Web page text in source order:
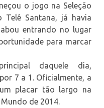
o jogo na Seleção
Telê Santana, já havia
entrando no lugar
para marcar
daquele dia,
7 a 1. Oficialmente, a
placar tão largo na
de 2014.